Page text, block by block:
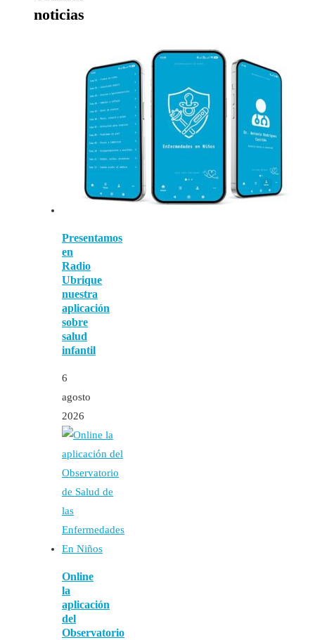
noticias
Presentamos
en
Radio
Ubrique
nuestra
aplicación
sobre
salud
infantil
6
agosto
2026
Online
la
aplicación
del
Observatorio